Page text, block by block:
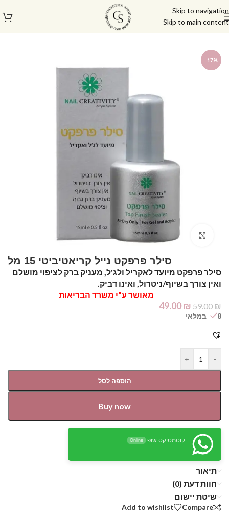
Skip to navigation
Skip to main content
עמוד הבית מוצרים לציפורנים
-17%
Click to enlarge
סילר פרפקט נייל קריאטיביטי 15 מל
סילר פרפקט מיועד לאקריל ולג'ל, מעניק ברק לציפוי מושלם
ואין צורך בשיוף/ניטרול, ואינו דביק.
מאושר ע"י משרד הבריאות
59.00₪
49.00₪
8 במלאי
-
+
הוספה לסל
Buy now
קוסמטיקס שופ Online
תיאור
חוות דעת (0)
שיטת יישום
Compare
Add to wishlist